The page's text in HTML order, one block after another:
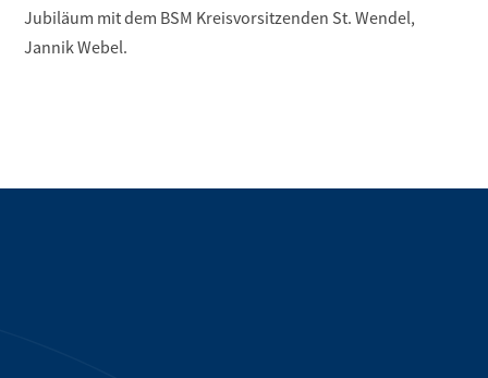
Jubiläum mit dem BSM Kreisvorsitzenden St. Wendel,
Jannik Webel.